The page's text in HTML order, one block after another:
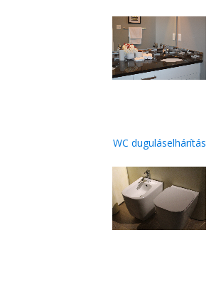
WC duguláselhárítás